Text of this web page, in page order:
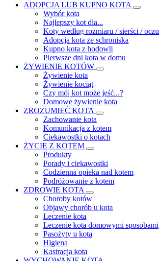
ADOPCJA LUB KUPNO KOTA
Wybór kota
Najlepszy kot dla...
Koty według rozmiaru / sierści / oczu
Adopcja kota ze schroniska
Kupno kota z hodowli
Pierwsze dni kota w domu
ŻYWIENIE KOTÓW
Żywienie kota
Żywienie kociąt
Czy mój kot może jeść...?
Domowe żywienie kota
ZROZUMIEĆ KOTA
Zachowanie kota
Komunikacja z kotem
Ciekawostki o kotach
ŻYCIE Z KOTEM
Produkty
Porady i ciekawostki
Codzienna opieka nad kotem
Podróżowanie z kotem
ZDROWIE KOTA
Choroby kotów
Objawy chorób u kota
Leczenie kota
Leczenie kota domowymi sposobami
Pasożyty u kota
Higiena
Kastracja kota